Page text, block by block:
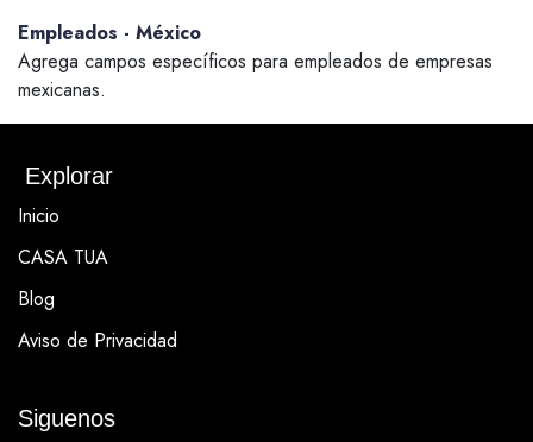
Empleados - México
Agrega campos específicos para empleados de empresas
mexicanas.
Explorar
Inicio
CASA TUA
Blog
Aviso de Privacidad
Siguenos